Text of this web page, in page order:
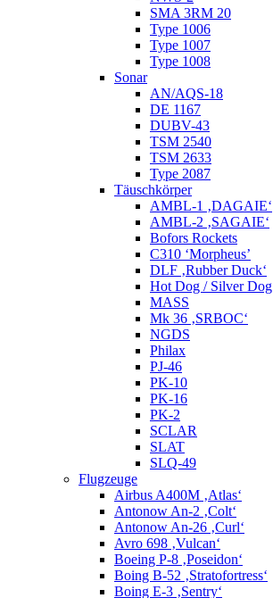
SMA 3RM 20
Type 1006
Type 1007
Type 1008
Sonar
AN/AQS-18
DE 1167
DUBV-43
TSM 2540
TSM 2633
Type 2087
Täuschkörper
AMBL-1 ‚DAGAIE‘
AMBL-2 ‚SAGAIE‘
Bofors Rockets
C310 ‘Morpheus’
DLF ‚Rubber Duck‘
Hot Dog / Silver Dog
MASS
Mk 36 ‚SRBOC‘
NGDS
Philax
PJ-46
PK-10
PK-16
PK-2
SCLAR
SLAT
SLQ-49
Flugzeuge
Airbus A400M ‚Atlas‘
Antonow An-2 ‚Colt‘
Antonow An-26 ‚Curl‘
Avro 698 ‚Vulcan‘
Boeing P-8 ‚Poseidon‘
Boing B-52 ‚Stratofortress‘
Boing E-3 ‚Sentry‘